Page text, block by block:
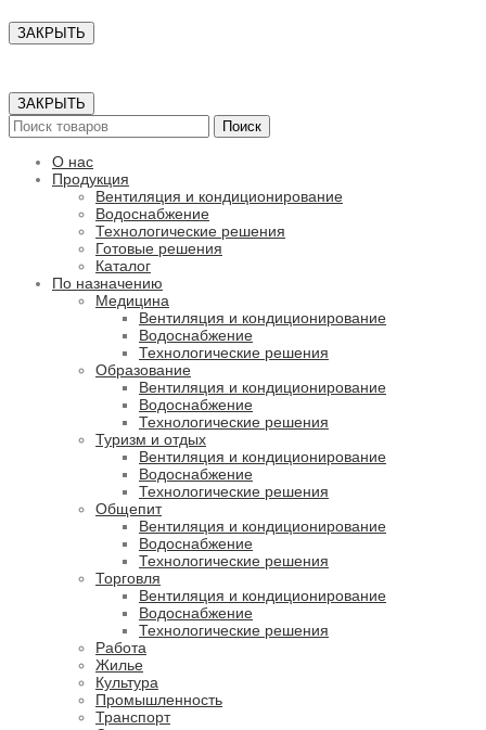
ЗАКРЫТЬ
ЗАКРЫТЬ
Поиск
О нас
Продукция
Вентиляция и кондиционирование
Водоснабжение
Технологические решения
Готовые решения
Каталог
По назначению
Медицина
Вентиляция и кондиционирование
Водоснабжение
Технологические решения
Образование
Вентиляция и кондиционирование
Водоснабжение
Технологические решения
Туризм и отдых
Вентиляция и кондиционирование
Водоснабжение
Технологические решения
Общепит
Вентиляция и кондиционирование
Водоснабжение
Технологические решения
Торговля
Вентиляция и кондиционирование
Водоснабжение
Технологические решения
Работа
Жилье
Культура
Промышленность
Транспорт